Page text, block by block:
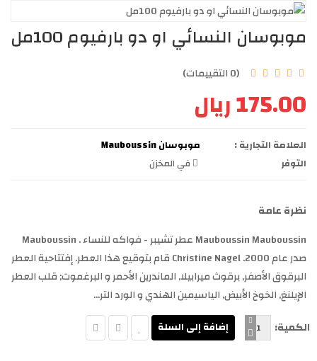
موبوسان النسائي او دو بارفيوم 100مل
(0 التقييمات)
175.00 ريال
العلامة التجارية :
موبوسان Mauboussin
التوفر
في المخزن
نظرة عامة
Mauboussin Mauboussin عطر تشيبر - فواكه للنساء . Mauboussin
صدر عام 2000. Christine Nagel قام بتوقيع هذا العطر. إفتتاحية العطر
البرقوق الأصفر, برقوث ميرابيلا, الماندرين الأحمر و البرغموت; قلب العطر
الإيلنغ, الخوخ الأبيض, الياسيمين الهندي و الورد التر...
الكمية: